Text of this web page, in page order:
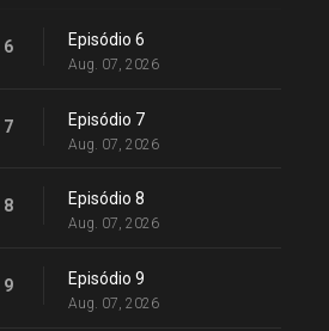
6 Episódio 6
Aug. 07, 2026
7 Episódio 7
Aug. 07, 2026
8 Episódio 8
Aug. 07, 2026
9 Episódio 9
Aug. 07, 2026